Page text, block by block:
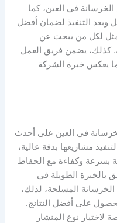
في العين، كما
التنفيذ لضمان أفضل
لكل من يبحث عن
كذلك، يضمن فريق العمل
يعكس خبرة الشركة
في العين على أحدث
مشاريعها بدقة عالية،
بسرعة وكفاءة مع الحفاظ
بالخبرة الطويلة في
المسلحة، لذلك،
على أفضل النتائج.
نوع المنشار